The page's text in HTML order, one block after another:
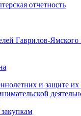
отчетность
Гаврилов-Ямского
и защите их